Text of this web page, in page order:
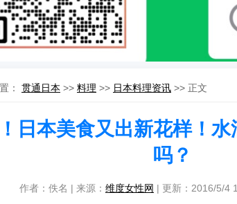
： 贯通日本 >> 料理 >> 日本料理资讯 >> 正文
日本美食又出新花样！水
吗？
作者：佚名 | 来源： 维度女性网 | 更新：2016/5/4